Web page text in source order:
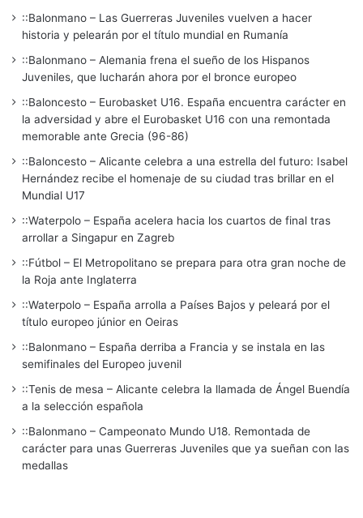
::Balonmano – Las Guerreras Juveniles vuelven a hacer
historia y pelearán por el título mundial en Rumanía
::Balonmano – Alemania frena el sueño de los Hispanos
Juveniles, que lucharán ahora por el bronce europeo
::Baloncesto – Eurobasket U16. España encuentra carácter en
la adversidad y abre el Eurobasket U16 con una remontada
memorable ante Grecia (96-86)
::Baloncesto – Alicante celebra a una estrella del futuro: Isabel
Hernández recibe el homenaje de su ciudad tras brillar en el
Mundial U17
::Waterpolo – España acelera hacia los cuartos de final tras
arrollar a Singapur en Zagreb
::Fútbol – El Metropolitano se prepara para otra gran noche de
la Roja ante Inglaterra
::Waterpolo – España arrolla a Países Bajos y peleará por el
título europeo júnior en Oeiras
::Balonmano – España derriba a Francia y se instala en las
semifinales del Europeo juvenil
::Tenis de mesa – Alicante celebra la llamada de Ángel Buendía
a la selección española
::Balonmano – Campeonato Mundo U18. Remontada de
carácter para unas Guerreras Juveniles que ya sueñan con las
medallas